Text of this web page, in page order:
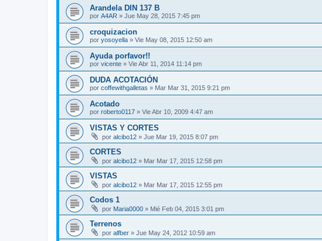
Arandela DIN 137 B
por A4AR » Jue May 28, 2015 7:45 pm
croquizacion
por yosoyella » Vie May 08, 2015 12:50 am
Ayuda porfavor!!
por vicente » Vie Abr 11, 2014 11:14 pm
DUDA ACOTACIÓN
por coffewithgalletas » Mar Mar 31, 2015 9:21 pm
Acotado
por roberto0117 » Vie Abr 10, 2009 4:47 am
VISTAS Y CORTES
por alcibo12 » Jue Mar 19, 2015 8:07 pm
CORTES
por alcibo12 » Mar Mar 17, 2015 12:58 pm
VISTAS
por alcibo12 » Mar Mar 17, 2015 12:55 pm
Codos 1
por Maria0000 » Mié Feb 04, 2015 3:01 pm
Terrenos
por alfber » Jue May 24, 2012 10:59 am